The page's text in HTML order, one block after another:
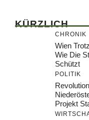
KÜRZLICH
CHRONIK
Wien
Wie Die
Schützt
POLITIK
Projekt